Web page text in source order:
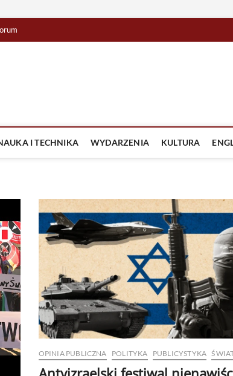
I TECHNIKA WYDARZENIA KULTURA
OPINIA PUBLICZNA POLITYKA PUBLICYSTYKA